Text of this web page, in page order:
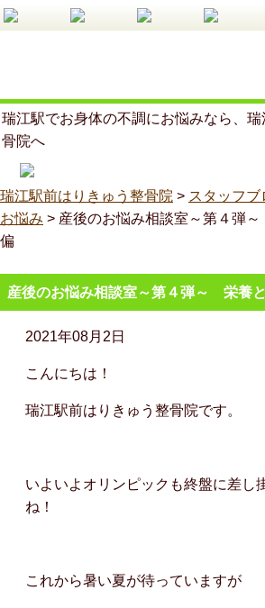
瑞江駅でお身体の不調にお悩みなら、
骨院へ
瑞江駅前はりきゅう整骨院 > スタッフブ
お悩み > 産後のお悩み相談室～第４弾
偏
産後のお悩み相談室～第４弾～ 栄養
2021年08月2日
こんにちは！
瑞江駅前はりきゅう整骨院です。
いよいよオリンピックも終盤に差し
ね！
これから暑い夏が待っていますが